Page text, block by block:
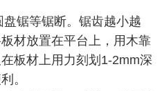
锯等锯断。锯齿越小越
材放置在平台上，用木靠
板材上用力刻划1-2mm深
。